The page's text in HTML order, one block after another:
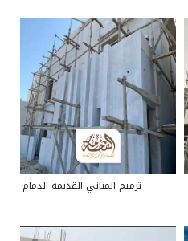
ترميم المباني القديمة الدمام